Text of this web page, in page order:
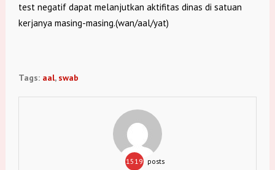
test negatif dapat melanjutkan aktifitas dinas di satuan
kerjanya masing-masing.(wan/aal/yat)
Tags: aal, swab
1519 posts